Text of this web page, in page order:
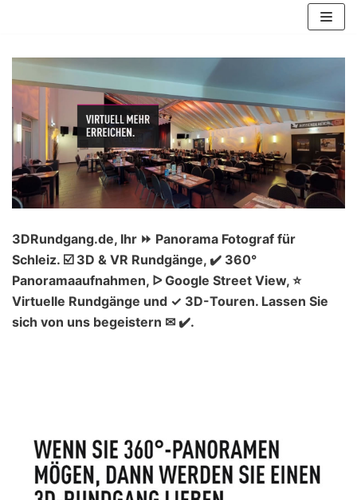
Inhalt
springen
3DRundgang.de, Ihr ⏩ Panorama Fotograf für
Schleiz. ☑️ 3D & VR Rundgänge, ✔️ 360°
Panoramaaufnahmen, ᐅ Google Street View, ⭐
Virtuelle Rundgänge und ✓ 3D-Touren. Lassen Sie
sich von uns begeistern ✉ ✔️.